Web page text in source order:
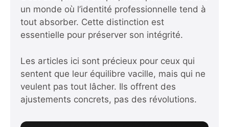
un monde où l’identité professionnelle tend à
tout absorber. Cette distinction est
essentielle pour préserver son intégrité.
Les articles ici sont précieux pour ceux qui
sentent que leur équilibre vacille, mais qui ne
veulent pas tout lâcher. Ils offrent des
ajustements concrets, pas des révolutions.